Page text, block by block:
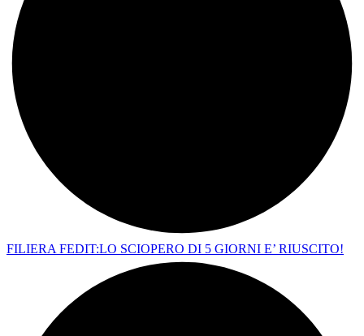
FILIERA FEDIT:LO SCIOPERO DI 5 GIORNI E’ RIUSCITO!